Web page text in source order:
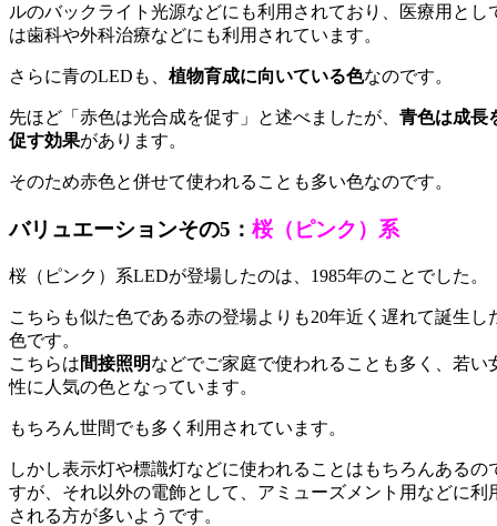
ルのバックライト光源などにも利用されており、医療用とし
は歯科や外科治療などにも利用されています。
さらに青のLEDも、 植物育成に向いている色なのです。
先ほど「赤色は光合成を促す」と述べましたが、 青色は成長
促す効果があります。
そのため赤色と併せて使われることも多い色なのです。
バリュエーションその5： 桜（ピンク）系
桜（ピンク）系LEDが登場したのは、1985年のことでした。
こちらも似た色である赤の登場よりも20年近く遅れて誕生し
色です。
こちらは間接照明などでご家庭で使われることも多く、若い
性に人気の色となっています。
もちろん世間でも多く利用されています。
しかし表示灯や標識灯などに使われることはもちろんあるの
すが、それ以外の電飾として、アミューズメント用などに利
される方が多いようです。